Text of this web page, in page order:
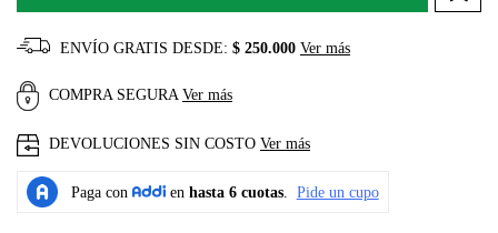
ENVÍO GRATIS DESDE: $ 250.000 Ver más
COMPRA SEGURA Ver más
DEVOLUCIONES SIN COSTO Ver más